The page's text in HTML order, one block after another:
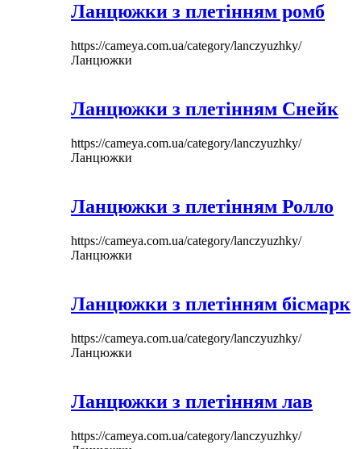
Ланцюжки з плетінням ромб
https://cameya.com.ua/category/lanczyuzhky/
Ланцюжки
Ланцюжки з плетінням Снейк
https://cameya.com.ua/category/lanczyuzhky/
Ланцюжки
Ланцюжки з плетінням Ролло
https://cameya.com.ua/category/lanczyuzhky/
Ланцюжки
Ланцюжки з плетінням бісмарк
https://cameya.com.ua/category/lanczyuzhky/
Ланцюжки
Ланцюжки з плетінням лав
https://cameya.com.ua/category/lanczyuzhky/